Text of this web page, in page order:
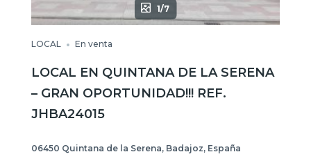
1/7
LOCAL En venta
LOCAL EN QUINTANA DE LA SERENA
– GRAN OPORTUNIDAD!!! REF.
JHBA24015
06450 Quintana de la Serena, Badajoz, España